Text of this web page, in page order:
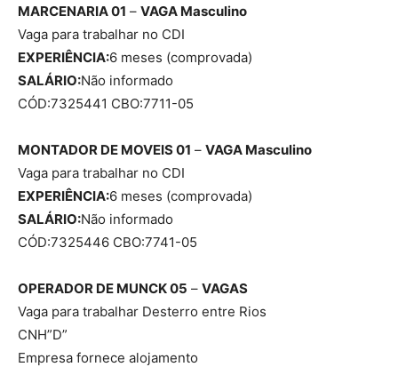
MARCENARIA 01 – VAGA Masculino
Vaga para trabalhar no CDI
EXPERIÊNCIA:6 meses (comprovada)
SALÁRIO:Não informado
CÓD:7325441 CBO:7711-05
MONTADOR DE MOVEIS 01 – VAGA Masculino
Vaga para trabalhar no CDI
EXPERIÊNCIA:6 meses (comprovada)
SALÁRIO:Não informado
CÓD:7325446 CBO:7741-05
OPERADOR DE MUNCK 05 – VAGAS
Vaga para trabalhar Desterro entre Rios
CNH”D”
Empresa fornece alojamento